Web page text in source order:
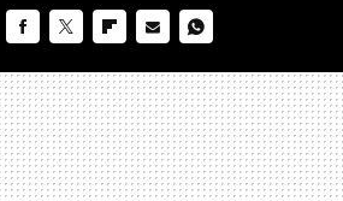
MAIL